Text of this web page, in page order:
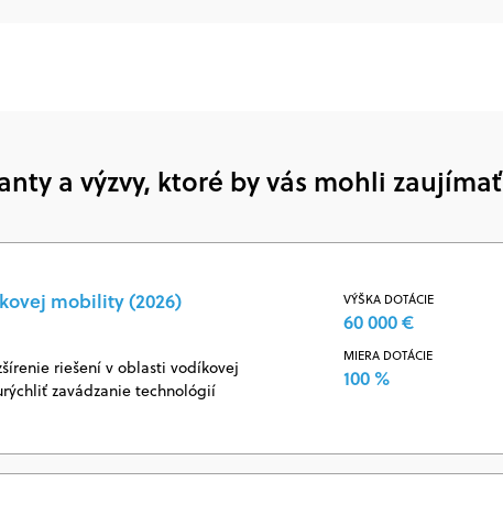
a výzvy, ktoré by vás mohli zaujímať
mobility (2026)
riešení v oblasti vodíkovej
zavádzanie technológií
VÝŠKA DOTÁCIE
60 000 €
MIERA DOTÁCIE
100 %